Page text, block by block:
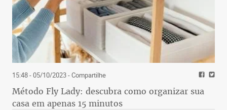
15:48 - 05/10/2023- Compartilhe
Método Fly Lady: descubra como organizar sua
casa em apenas 15 minutos